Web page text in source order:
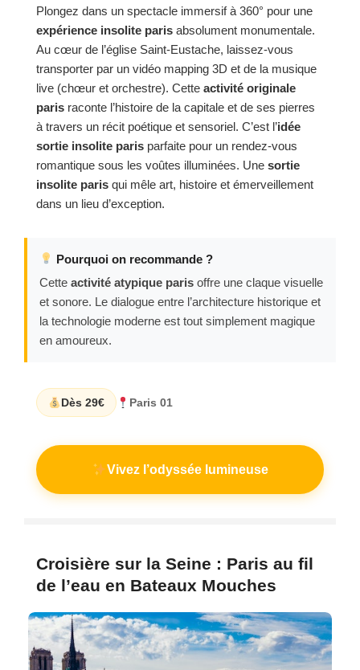
Plongez dans un spectacle immersif à 360° pour une
expérience insolite paris absolument monumentale.
Au cœur de l’église Saint-Eustache, laissez-vous
transporter par un vidéo mapping 3D et de la musique
live (chœur et orchestre). Cette activité originale
paris raconte l’histoire de la capitale et de ses pierres
à travers un récit poétique et sensoriel. C’est l’idée
sortie insolite paris parfaite pour un rendez-vous
romantique sous les voûtes illuminées. Une sortie
insolite paris qui mêle art, histoire et émerveillement
dans un lieu d’exception.
Pourquoi on recommande ?
Cette activité atypique paris offre une claque visuelle
et sonore. Le dialogue entre l’architecture historique et
la technologie moderne est tout simplement magique
en amoureux.
Dès 29€ Paris 01
Vivez l’odyssée lumineuse
Croisière sur la Seine : Paris au fil
de l’eau en Bateaux Mouches